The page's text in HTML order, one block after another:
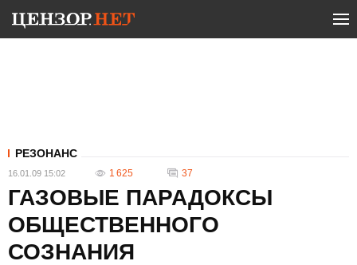
РЕЗОНАНС
16.01.09 15:02 1 625 37
ГАЗОВЫЕ ПАРАДОКСЫ
ОБЩЕСТВЕННОГО
СОЗНАНИЯ